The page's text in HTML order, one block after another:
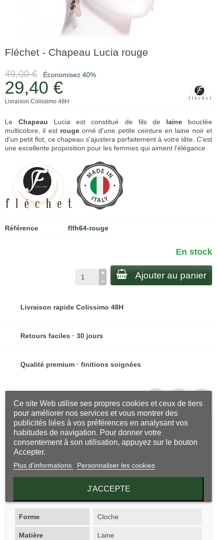
Fléchet - Chapeau Lucia rouge
49,00 € Économisez 40%
29,40 €
Livraison Colissimo 48H
LeChapeau Lucia est constitué de fils de lainebouclée
multicolore, il est rougeorné d'une petite ceinture en laine noir et
d'un petit flot, ce chapeau s'ajustera parfaitement à votre tête. C'est
une excellente proposition pour les femmes qui aiment l'élégance.
Référence flfh64-rouge
En stock
Ajouter au panier
Livraison rapide Colissimo 48H
Retours faciles · 30 jours
Qualité premium · finitions soignées
Description
Composition 80% laine 20% polyester
Taille unique
Made in Italie
Forme Cloche
Matière Laine
Ce site Web utilise ses propres cookies et ceux de tiers
pour améliorer nos services et vous montrer des
publicités liées à vos préférences en analysant vos
habitudes de navigation. Pour donner votre
consentement à son utilisation, appuyez sur le bouton
Accepter.
Plus d'informations Personnaliser les cookies
J'ACCEPTE